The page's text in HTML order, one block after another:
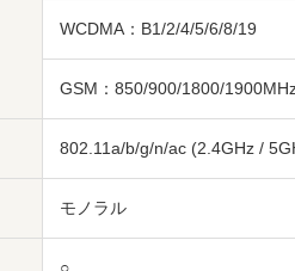
WCDMA：B1/2/4/5/6/8/19
GSM：850/900/1800/
802.11a/b/g/n/ac (2.4GHz /
モノラル
○